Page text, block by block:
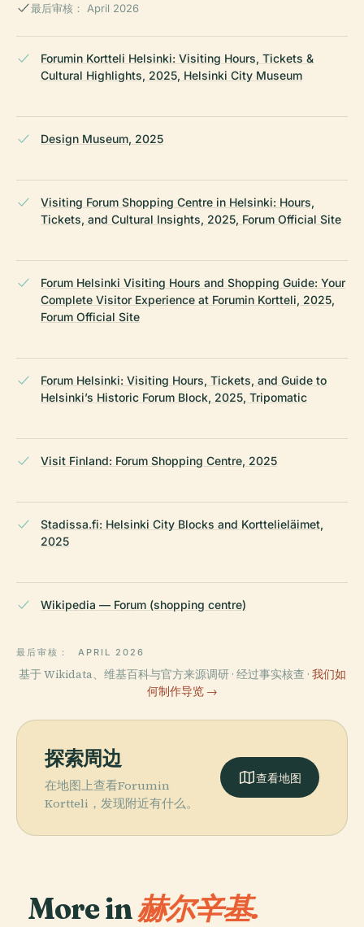
最后审核： April 2026
Forumin Kortteli Helsinki: Visiting Hours, Tickets &
Cultural Highlights, 2025, Helsinki City Museum
Design Museum, 2025
Visiting Forum Shopping Centre in Helsinki: Hours,
Tickets, and Cultural Insights, 2025, Forum Official Site
Forum Helsinki Visiting Hours and Shopping Guide: Your
Complete Visitor Experience at Forumin Kortteli, 2025,
Forum Official Site
Forum Helsinki: Visiting Hours, Tickets, and Guide to
Helsinki’s Historic Forum Block, 2025, Tripomatic
Visit Finland: Forum Shopping Centre, 2025
Stadissa.fi: Helsinki City Blocks and Korttelieläimet,
2025
Wikipedia — Forum (shopping centre)
最后审核： APRIL 2026
基于 Wikidata、维基百科与官方来源调研 · 经过事实核查 · 我们如
何制作导览 →
探索周边
在地图上查看Forumin
Kortteli，发现附近有什么。
查看地图
More in赫尔辛基.